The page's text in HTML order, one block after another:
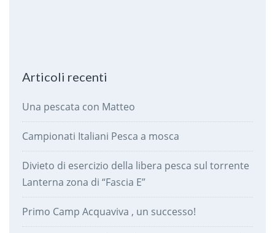
Articoli recenti
Una pescata con Matteo
Campionati Italiani Pesca a mosca
Divieto di esercizio della libera pesca sul torrente
Lanterna zona di “Fascia E”
Primo Camp Acquaviva , un successo!